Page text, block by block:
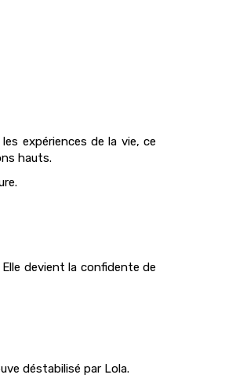
expériences de la vie, ce
hauts.
devient la confidente de
déstabilisé par Lola.